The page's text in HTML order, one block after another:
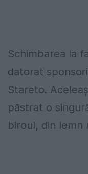
Schimbarea la
datorat
Stareto.
păstrat o
biroul, din lemn